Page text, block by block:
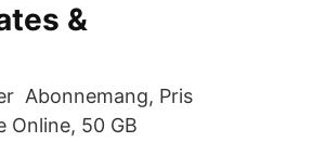
&
Abonnemang, Pris
Online, 50 GB